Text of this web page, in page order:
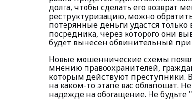
долга, чтобы сделать его возврат
реструктуризацию, можно
потерянные деньги удастся только
посредника, через которого они
будет вынесен обвинительный
Новые мошеннические схемы
мнению правоохранителей,
которым действуют преступники.
на каком-то этапе вас облапошат.
надежде на обогащение. Не